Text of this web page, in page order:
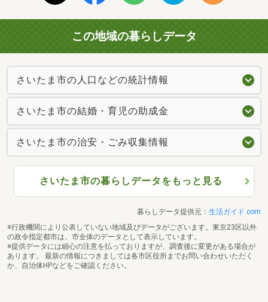
この地域の暮らしデータ
さいたま市の人口などの統計情報
さいたま市の結婚・育児の助成金
さいたま市の治安・ごみ収集情報
さいたま市の暮らしデータをもっと見る
暮らしデータ提供元： 生活ガイド.com
※行政機関により公表していない地域及びデータがございます。東京23区以外
の政令指定都市は、市全体のデータとして表示しています。
※提供データには細心の注意を払っておりますが、調査後に変更がある場合が
あります。 最新の情報につきましては各市区役所までお問い合わせいただく
か、自治体HPなどをご確認ください。